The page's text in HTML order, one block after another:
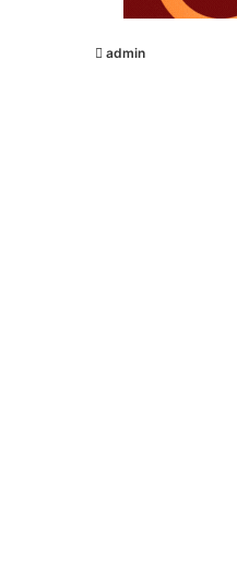
admin